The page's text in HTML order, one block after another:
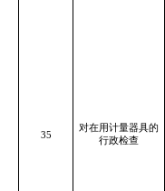
35
对在用计量器具的
行政检查